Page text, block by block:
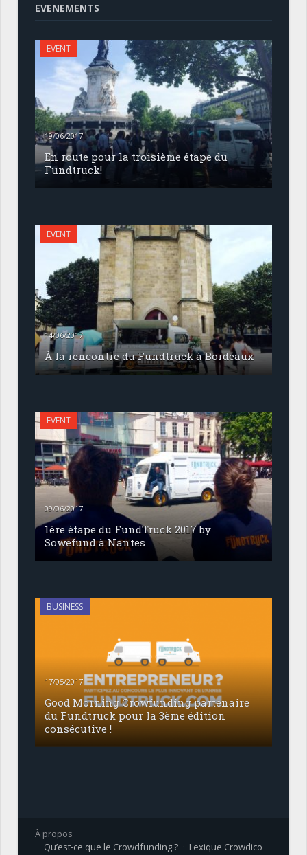
EVENEMENTS
EVENT
19/06/2017
En route pour la troisième étape du
Fundtruck!
EVENT
14/06/2017
À la rencontre du Fundtruck à Bordeaux
EVENT
09/06/2017
1ère étape du FundTruck 2017 by
Sowefund à Nantes
BUSINESS
17/05/2017
Good Morning Crowfunding partenaire
du Fundtruck pour la 3ème édition
consécutive !
À propos
Qu’est-ce que le Crowdfunding ?
Lexique Crowdico